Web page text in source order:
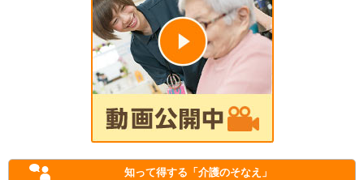
知って得する 「介護のそなえ」